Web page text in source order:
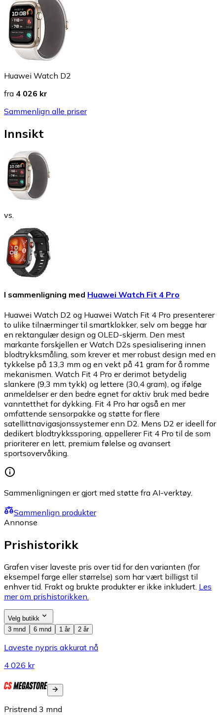
Huawei Watch D2
fra 4 026 kr
Sammenlign alle priser
Innsikt
vs.
I sammenligning med Huawei Watch Fit 4 Pro
Huawei Watch D2 og Huawei Watch Fit 4 Pro presenterer
to ulike tilnærminger til smartklokker, selv om begge har
en rektangulær design og OLED-skjerm. Den mest
markante forskjellen er Watch D2s spesialisering innen
blodtrykksmåling, som krever et mer robust design med en
tykkelse på 13,3 mm og en vekt på 41 gram for å romme
mekanismen. Watch Fit 4 Pro er derimot betydelig
slankere (9,3 mm tykk) og lettere (30,4 gram), og ifølge
anmeldelser er den bedre egnet for aktiv bruk med bedre
vanntetthet for dykking. Fit 4 Pro har også en mer
omfattende sensorpakke og støtte for flere
satellittnavigasjonssystemer enn D2. Mens D2 er ideell for
dedikert blodtrykkssporing, appellerer Fit 4 Pro til de som
prioriterer en lett, premium følelse og avansert
sportsovervåking.
Sammenligningen er gjort med støtte fra AI-verktøy.
Sammenlign produkter
Annonse
Prishistorikk
Grafen viser laveste pris over tid for den varianten (for
eksempel farge eller størrelse) som har vært billigst til
enhver tid. Frakt og brukte produkter er ikke inkludert. Les
mer om prishistorikken.
Velg butikk
3 mnd
6 mnd 1 år 2 år
Laveste nypris akkurat nå
4 026 kr
Pristrend 3 mnd